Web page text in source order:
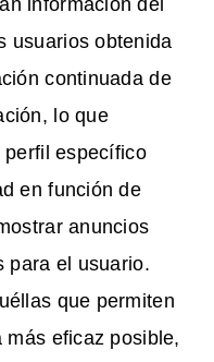
información del
usuarios obtenida
continuada de
lo que
perfil específico
en función de
anuncios
para el usuario.
que permiten
más eficaz posible,